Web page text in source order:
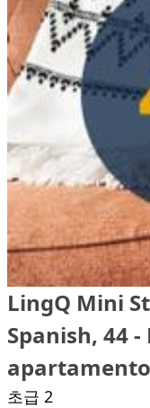
LingQ Mini
Spanish, 44
apartamento
초급 2